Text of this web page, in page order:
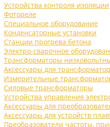
Устройства контроля изоляции
Фотореле
Специальное оборудование
Конденсаторные установки
Станции прогрева бетона
Электро-сварочное
Трансформаторы
Аксессуары для
Измерительные
Силовые трансформаторы
Устройства управления
Аксессуары для
Аксессуары для устройств
Преобразователи частоты,